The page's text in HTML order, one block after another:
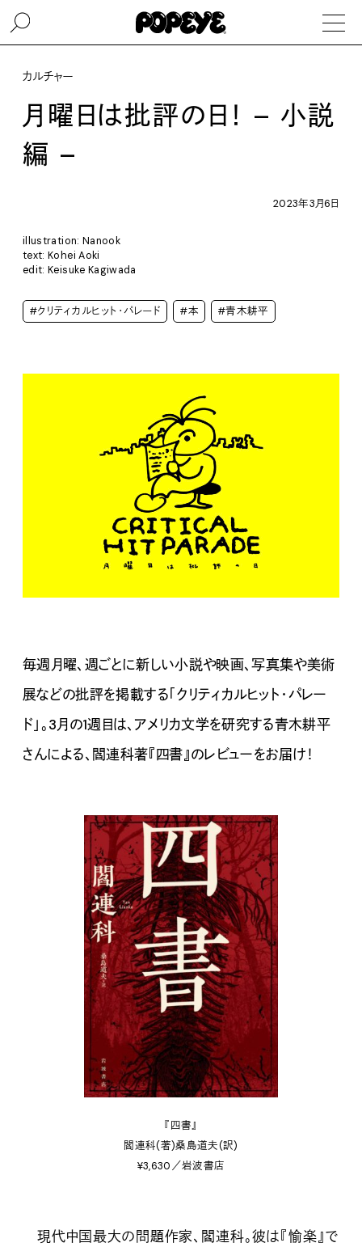
カルチャー
月曜日は批評の日！ – 小説
編 –
2023年3月6日
illustration: Nanook
text: Kohei Aoki
edit: Keisuke Kagiwada
#クリティカルヒット・パレード #本 #青木耕平
毎週月曜、週ごとに新しい小説や映画、写真集や美術
展などの批評を掲載する「クリティカルヒット・パレー
ド」。3月の1週目は、アメリカ文学を研究する青木耕平
さんによる、 閻連科著『四書』のレビューをお届け！
『四書』
閻連科(著)桑島道夫(訳)
¥3,630／岩波書店
現代中国最大の問題作家、閻連科。彼は『愉楽』で